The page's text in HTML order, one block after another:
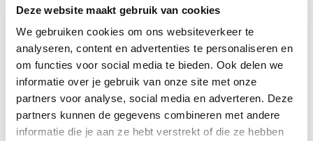
Deze website maakt gebruik van cookies
We gebruiken cookies om ons websiteverkeer te
analyseren, content en advertenties te personaliseren en
om functies voor social media te bieden. Ook delen we
informatie over je gebruik van onze site met onze
partners voor analyse, social media en adverteren. Deze
partners kunnen de gegevens combineren met andere
informatie die je aan ze hebt verstrekt of die ze hebben
Boordevol groente
2 hoofdgerecht
minder dan 30 minuten
620 kcal